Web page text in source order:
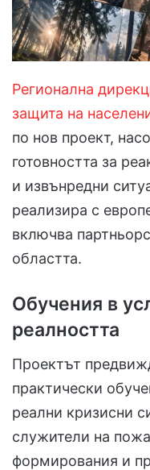
Регионална
защита на
по нов проект,
готовността за
и извънредни
реализира с
включва
областта.
Обучения в
реалността
Проектът
практически
реални кризисни
служители на
формирования и